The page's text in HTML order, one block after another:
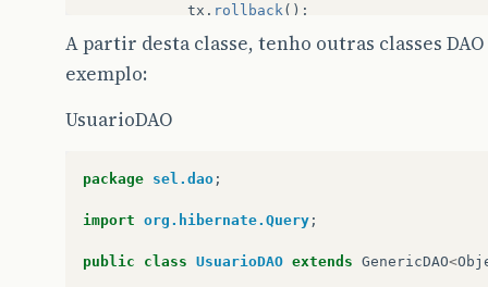
tx . rollback ();
log.debug("Ocorreu um erro ao
} finally
}
public Boolean remover(T obj )
{
A partir desta classe, tenho outras classes
exemplo:
UsuarioDAO
package sel.dao ;
import org.hibernate.Query ;
public class UsuarioDAO extends GenericDAO<